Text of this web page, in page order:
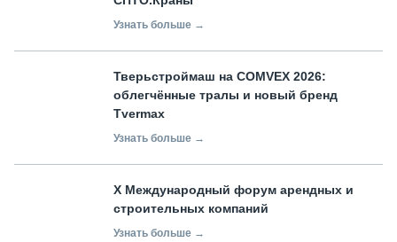
Узнать больше →
Тверьстроймаш на COMVEX 2026:
облегчённые тралы и новый бренд
Tvermax
Узнать больше →
X Международный форум арендных и
строительных компаний
Узнать больше →